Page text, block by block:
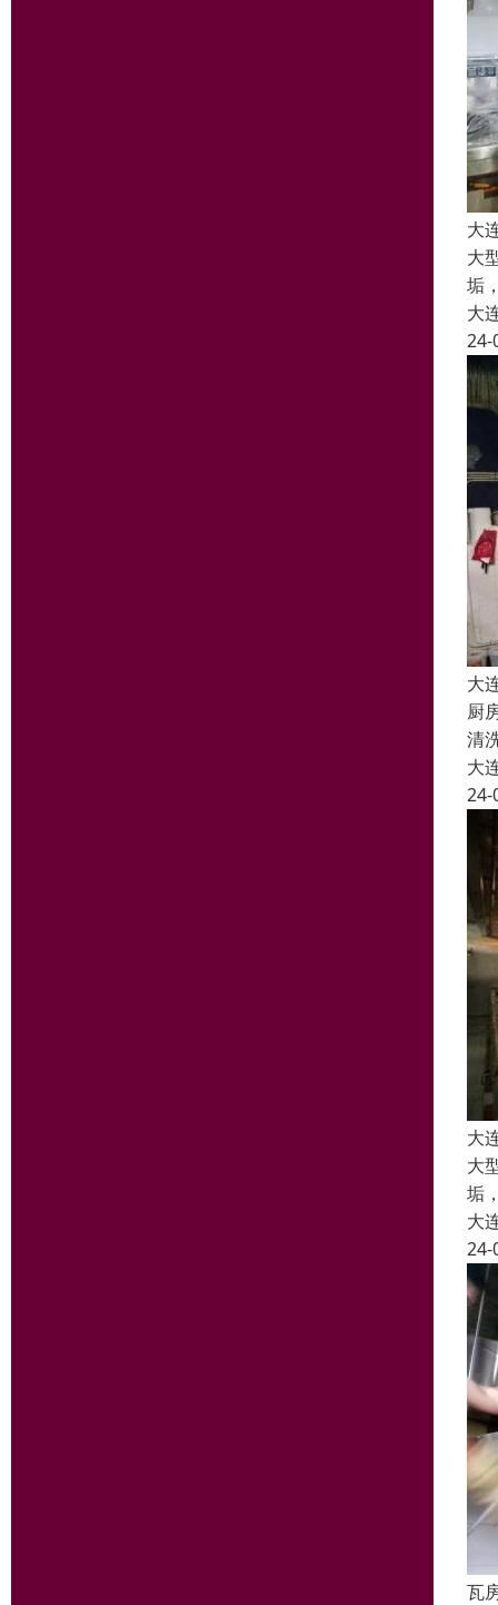
大
大
垢
大
24-
大
厨
清
大
24-
大
大
垢
大
24-
瓦